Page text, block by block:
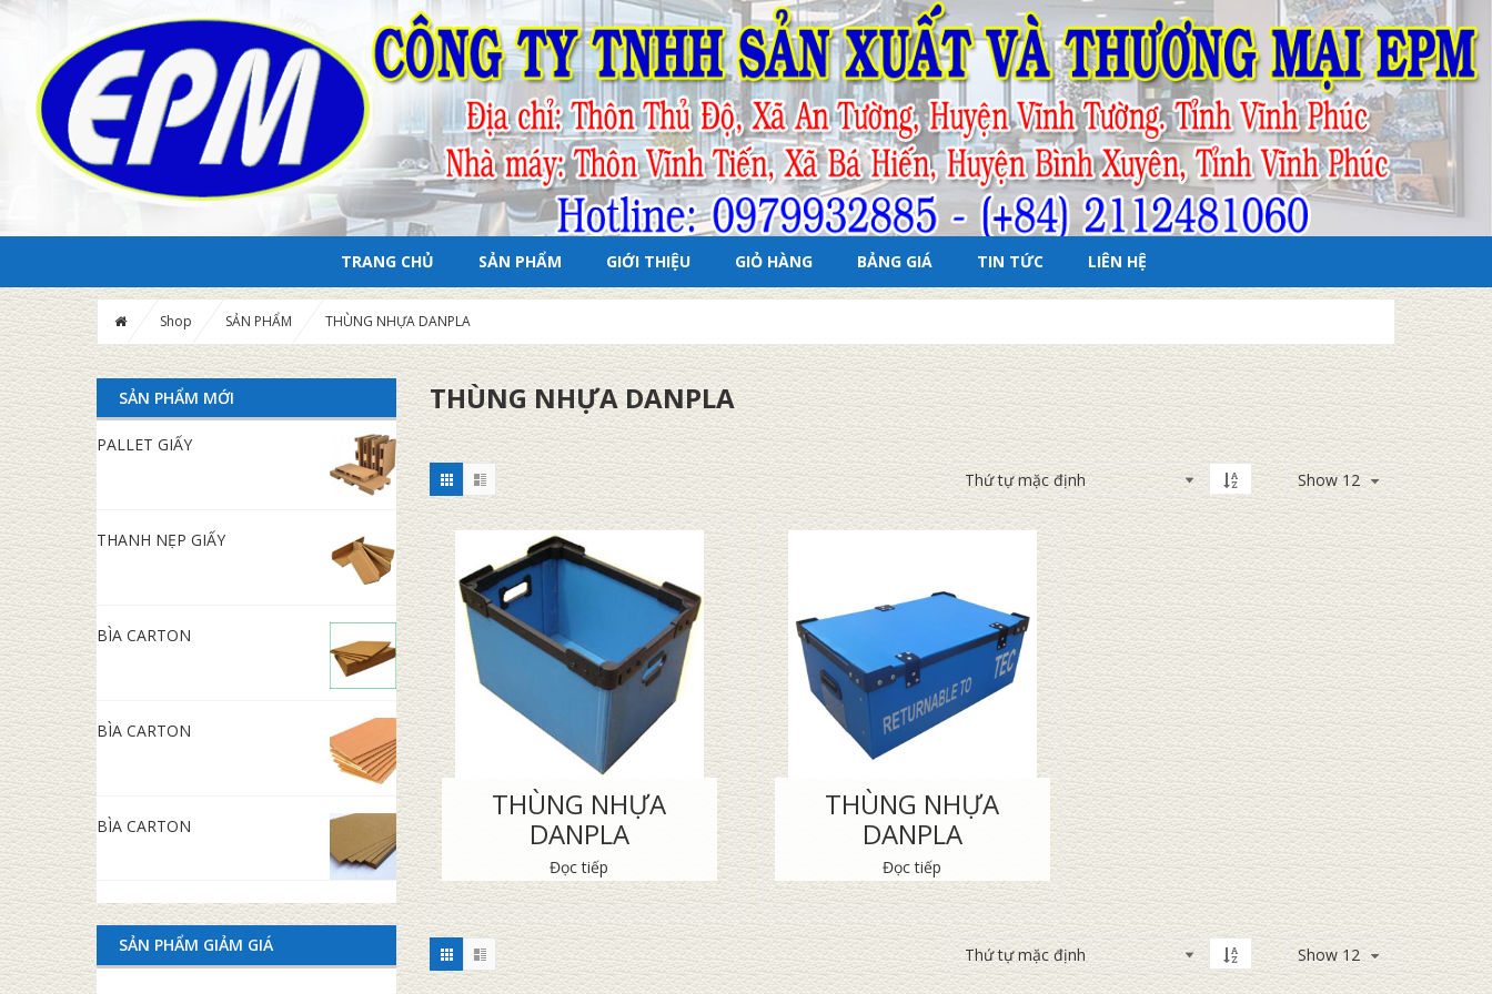
TRANG CHỦ SẢN PHẨM GIỚI THIỆU GIỎ HÀNG BẢNG GIÁ TIN TỨC LIÊN HỆ
Shop SẢN PHẨM THÙNG NHỰA DANPLA
SẢN PHẨM MỚI
PALLET GIẤY
THANH NẸP GIẤY
BÌA CARTON
BÌA CARTON
BÌA CARTON
SẢN PHẨM GIẢM GIÁ
THÙNG NHỰA DANPLA
Show 12
THÙNG NHỰA
DANPLA
Đọc tiếp
THÙNG NHỰA
DANPLA
Đọc tiếp
Show 12